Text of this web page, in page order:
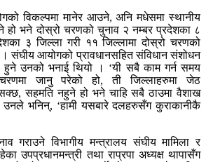
विकल्पमा मानेर आउने, अनि मधेसमा स्थानीय
भने दोस्रो चरणको चुनाव २ नम्बर प्रदेशका ८
३ जिल्ला गरी ११ जिल्लामा दोस्रो चरणको
संघीय आयोगको प्रावधानसहित संविधान संशोधन
हुने उनको भनाई थियो । ‘यी सबै काम गर्न समय
जानु परेको हो, ती जिल्लाहरुमा जेठ
सहमति नहुने हो भने चाहि सबै ठाउमा वैशाख
उनले भनिन्, ‘हामी यसबारे दलहरुसँग कुराकानीकै
गराउने विभागीय मन्त्रालय संघीय मामिला र
उपप्रधानमन्त्री तथा राप्रपा अध्यक्ष थापासँग